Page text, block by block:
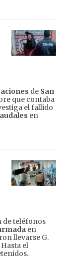
de San
que contaba
el fallido
en
de teléfonos
en
llevarse G.
el